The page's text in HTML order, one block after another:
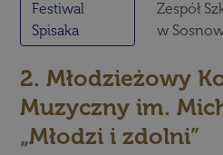
Festiwal
Spisaka
Zespół
w
2. Młodzieżowy
Muzyczny im.
„Młodzi i zdolni”